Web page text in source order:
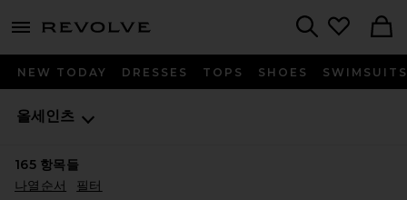
menu - shows more content
NEW TODAY DRESSES TOPS SHOES SWIMSUITS
올세인츠
165항목들
나열순서
필터